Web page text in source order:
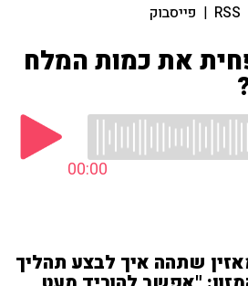
RSS
| פייסבוק
את כמות המלח
00:00
שתהה איך לבצע תהליך